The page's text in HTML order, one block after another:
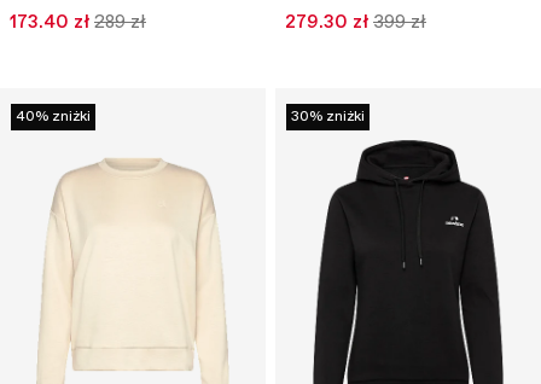
173.40 zł 289 zł 279.30 zł 399 zł
40% zniżki 30% zniżki